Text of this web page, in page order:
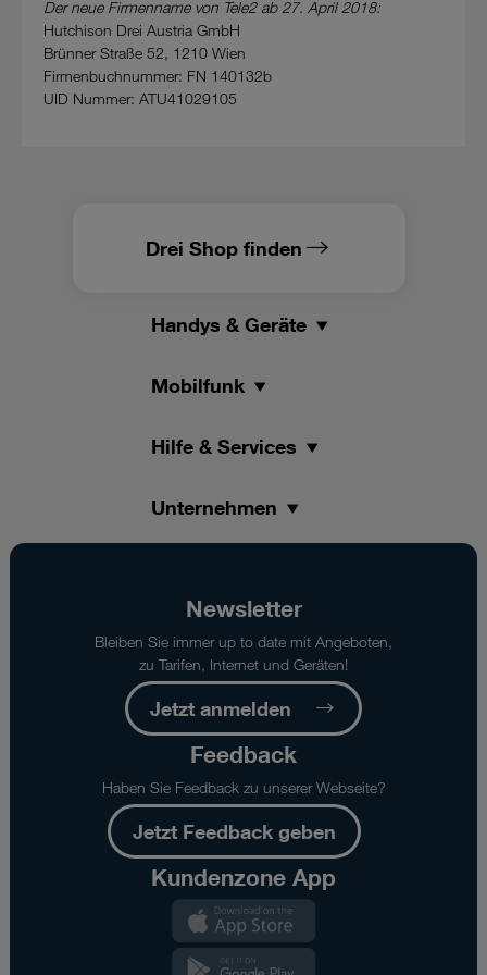
Der neue Firmenname von Tele2 ab 27. April 2018:
Hutchison Drei Austria GmbH
Brünner Straße 52, 1210 Wien
Firmenbuchnummer: FN 140132b
UID Nummer: ATU41029105
Drei Shop finden
Handys & Geräte
Mobilfunk
Hilfe & Services
Unternehmen
Newsletter
Bleiben Sie immer up to date mit Angeboten,
zu Tarifen, Internet und Geräten!
Jetzt anmelden
Feedback
Haben Sie Feedback zu unserer Webseite?
Jetzt Feedback geben
Kundenzone App
Datenschutzniveau wie in der Europäischen Union aufweisen
(z.B. Data Privacy Framework), werden wie europäische
Unternehmen behandelt.
Wenn Sie „Nur notwendige Cookies“ wählen, dann sind für